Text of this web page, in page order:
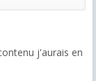
j'aurais en